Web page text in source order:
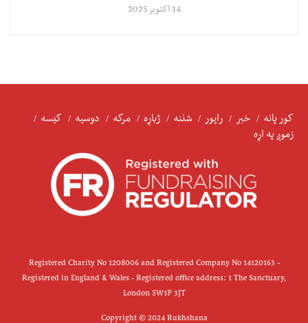
14 اکتوبر 2025
کور پانه خبر راپور شننه ژباړه مرکه دوسیه
کیسه
زموږ په اړه
Registered Charity No 1208006 and Registered Company No 14120163 -
Registered in England & Wales - Registered office address: 1 The Sanctuary,
London SW1P 3JT
Copyright © 2024 Rukhshana